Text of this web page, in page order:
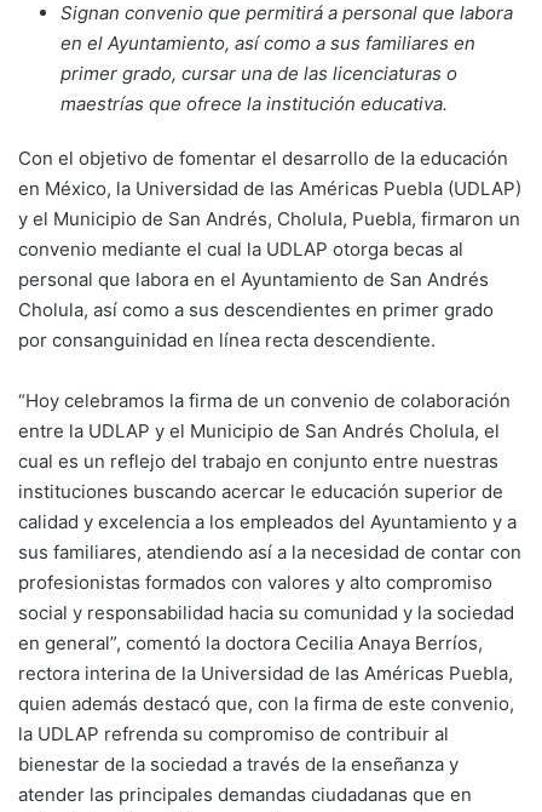
Signan convenio que permitirá a personal que labora
en el Ayuntamiento, así como a sus familiares en
primer grado, cursar una de las licenciaturas o
maestrías que ofrece la institución educativa.
Con el objetivo de fomentar el desarrollo de la educación
en México, la Universidad de las Américas Puebla (UDLAP)
y el Municipio de San Andrés, Cholula, Puebla, firmaron un
convenio mediante el cual la UDLAP otorga becas al
personal que labora en el Ayuntamiento de San Andrés
Cholula, así como a sus descendientes en primer grado
por consanguinidad en línea recta descendiente.
“Hoy celebramos la firma de un convenio de colaboración
entre la UDLAP y el Municipio de San Andrés Cholula, el
cual es un reflejo del trabajo en conjunto entre nuestras
instituciones buscando acercar le educación superior de
calidad y excelencia a los empleados del Ayuntamiento y a
sus familiares, atendiendo así a la necesidad de contar con
profesionistas formados con valores y alto compromiso
social y responsabilidad hacia su comunidad y la sociedad
en general”, comentó la doctora Cecilia Anaya Berríos,
rectora interina de la Universidad de las Américas Puebla,
quien además destacó que, con la firma de este convenio,
la UDLAP refrenda su compromiso de contribuir al
bienestar de la sociedad a través de la enseñanza y
atender las principales demandas ciudadanas que en